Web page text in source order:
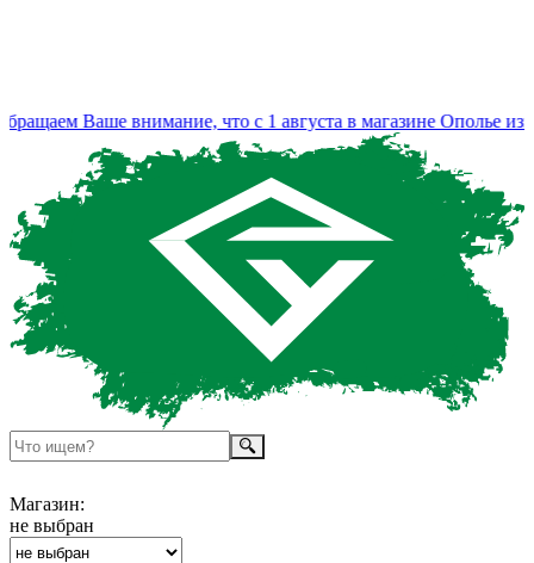
Ваше внимание, что с 1 августа в магазине Ополье
Магазин:
не выбран